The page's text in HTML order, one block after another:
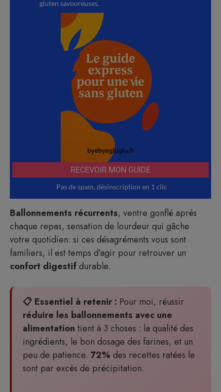
Ballonnements récurrents, ventre gonflé après
chaque repas, sensation de lourdeur qui gâche
votre quotidien: si ces désagréments vous sont
familiers, il est temps d’agir pour retrouver un
confort digestifdurable.
📋 Essentiel à retenir : Pour moi, réussir
réduire les ballonnements avec une
alimentation tient à 3 choses : la qualité des
ingrédients, le bon dosage des farines, et un
peu de patience. 72% des recettes ratées le
sont par excès de précipitation.